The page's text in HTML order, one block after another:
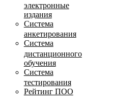
электронные
издания
Система
анкетирования
Система
дистанционного
обучения
Система
тестирования
Рейтинг ПОО